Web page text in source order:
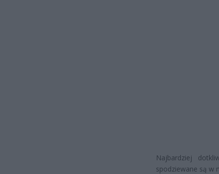
Najbardziej
spodziewane są w